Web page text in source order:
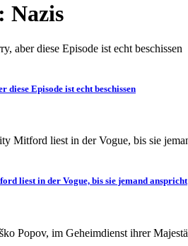
Nazis
diese Episode ist echt beschissen
liest in der Vogue, bis sie jemand anspricht